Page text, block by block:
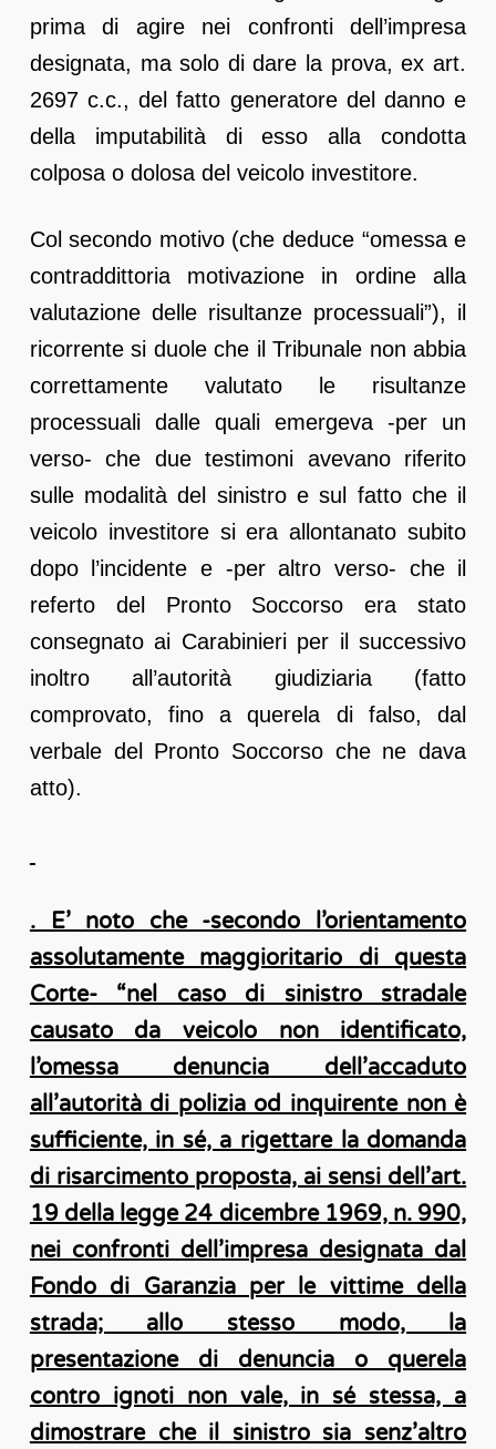
prima di agire nei confronti dell’impresa
designata, ma solo di dare la prova, ex art.
2697 c.c., del fatto generatore del danno e
della imputabilità di esso alla condotta
colposa o dolosa del veicolo investitore.
Col secondo motivo (che deduce “omessa e
contraddittoria motivazione in ordine alla
valutazione delle risultanze processuali”), il
ricorrente si duole che il Tribunale non abbia
correttamente valutato le risultanze
processuali dalle quali emergeva -per un
verso- che due testimoni avevano riferito
sulle modalità del sinistro e sul fatto che il
veicolo investitore si era allontanato subito
dopo l’incidente e -per altro verso- che il
referto del Pronto Soccorso era stato
consegnato ai Carabinieri per il successivo
inoltro all’autorità giudiziaria (fatto
comprovato, fino a querela di falso, dal
verbale del Pronto Soccorso che ne dava
atto).
. E’ noto che -secondo l’orientamento
assolutamente maggioritario di questa
Corte- “nel caso di sinistro stradale
causato da veicolo non identificato,
l’omessa denuncia dell’accaduto
all’autorità di polizia od inquirente non è
sufficiente, in sé, a rigettare la domanda
di risarcimento proposta, ai sensi dell’art.
19 della legge 24 dicembre 1969, n. 990,
nei confronti dell’impresa designata dal
Fondo di Garanzia per le vittime della
strada; allo stesso modo, la
presentazione di denuncia o querela
contro ignoti non vale, in sé stessa, a
dimostrare che il sinistro sia senz’altro